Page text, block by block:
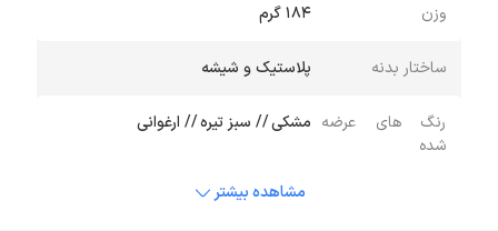
وزن 184 گرم
ساختار بدنه پلاستیک و شیشه
رنگ های عرضه
شده
مشکی // سبز تیره // ارغوانی
مشاهده بیشتر